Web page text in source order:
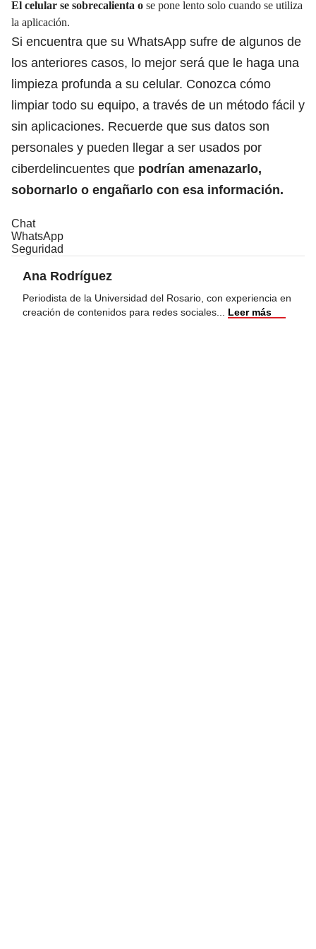
El celular se sobrecalienta o se pone lento solo cuando se utiliza
la aplicación.
Si encuentra que su WhatsApp sufre de algunos de
los anteriores casos, lo mejor será que le haga una
limpieza profunda a su celular. Conozca cómo
limpiar todo su equipo, a través de un método fácil y
sin aplicaciones. Recuerde que sus datos son
personales y pueden llegar a ser usados por
ciberdelincuentes que podrían amenazarlo,
sobornarlo o engañarlo con esa información.
Chat
WhatsApp
Seguridad
Ana Rodríguez
Periodista de la Universidad del Rosario, con experiencia en
creación de contenidos para redes sociales
Leer más